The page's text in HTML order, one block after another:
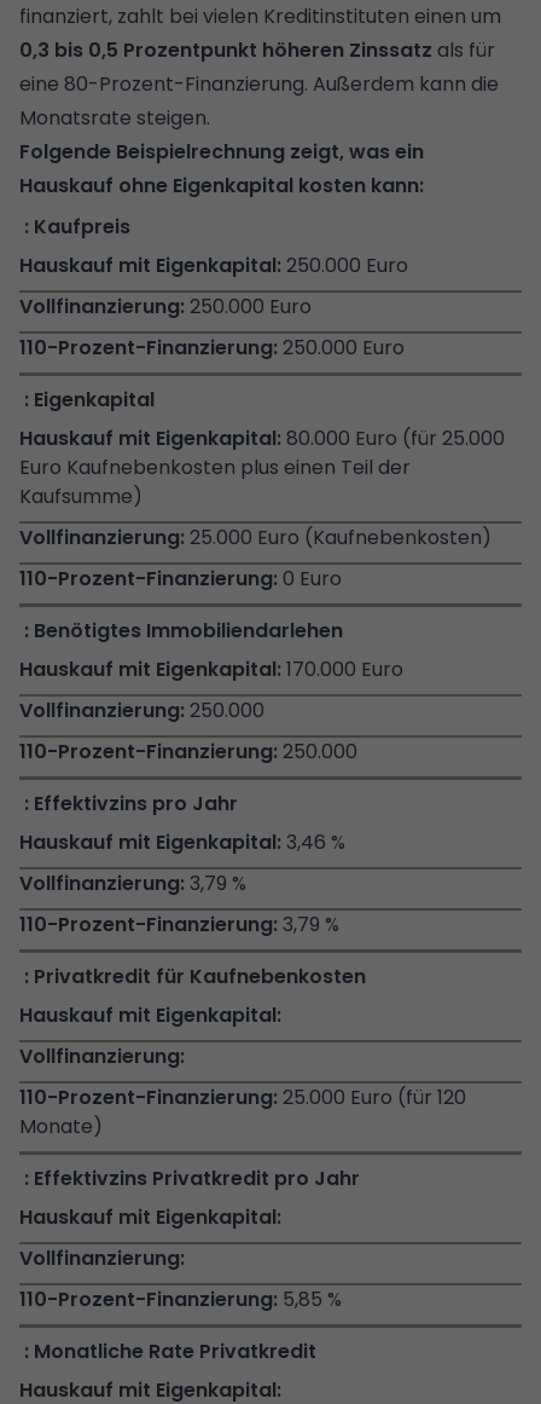
finanziert, zahlt bei vielen Kreditinstituten einen um
0,3 bis 0,5 Prozent­punkt höheren Zins­satz als für
eine 80-Prozent-Finanzierung. Außerdem kann die
Monatsrate steigen.
Folgende Beispielrechnung zeigt, was ein
Hauskauf ohne Eigenkapital kosten kann:
Kaufpreis
250.000 Euro
250.000 Euro
250.000 Euro
Eigenkapital
80.000 Euro (für 25.000
Euro Kaufnebenkosten plus einen Teil der
Kaufsumme)
25.000 Euro (Kaufnebenkosten)
0 Euro
Benötigtes Immobiliendarlehen
170.000 Euro
250.000
250.000
Effektivzins pro Jahr
3,46 %
3,79 %
3,79 %
Privatkredit für Kaufnebenkosten
25.000 Euro (für 120
Monate)
Effektivzins Privatkredit pro Jahr
5,85 %
Monatliche Rate Privatkredit